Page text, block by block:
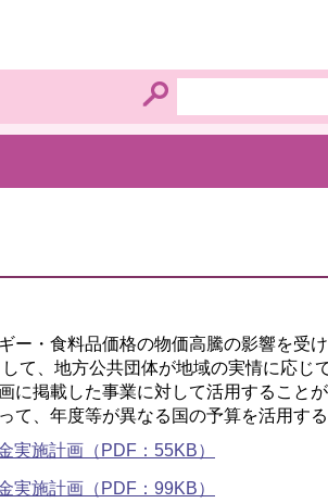
ー・食料品価格の物価高騰の影響を
て、地方公共団体が地域の実情に応じ
掲載した事業に対して活用することが
て、年度等が異なる国の予算を活用す
実施計画（PDF：55KB）
実施計画（PDF：99KB）